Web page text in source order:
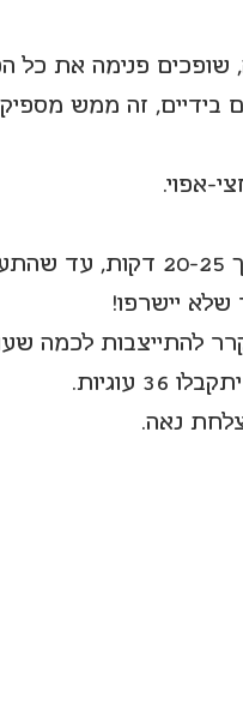
פנימה את כל
בידיים, זה ממש
אפוי.
מכניסים לתנור החם (180
יישרפו!
להתייצבות לכמה
נאה.